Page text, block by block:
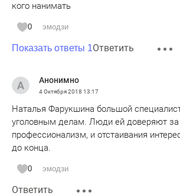
кого нанимать
0 эмодзи
Показать ответы 1Ответить
Анонимно
4 Октября 2018 13:17
Наталья Фарукшина большой
уголовным делам. Люди ей доверяют за
профессионализм, и отстаивания
до конца.
0 эмодзи
Ответить